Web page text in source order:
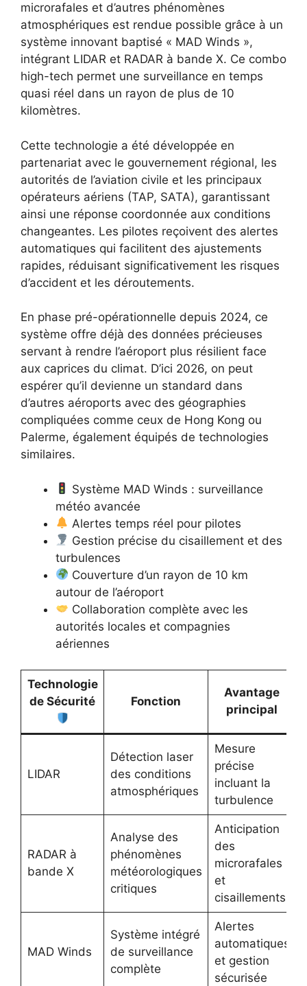
microrafales et d’autres phénomènes
atmosphériques est rendue possible grâce à un
système innovant baptisé « MAD Winds »,
intégrant LIDAR et RADAR à bande X. Ce combo
high-tech permet une surveillance en temps
quasi réel dans un rayon de plus de 10
kilomètres.
Cette technologie a été développée en
partenariat avec le gouvernement régional, les
autorités de l’aviation civile et les principaux
opérateurs aériens (TAP, SATA), garantissant
ainsi une réponse coordonnée aux conditions
changeantes. Les pilotes reçoivent des alertes
automatiques qui facilitent des ajustements
rapides, réduisant significativement les risques
d’accident et les déroutements.
En phase pré-opérationnelle depuis 2024, ce
système offre déjà des données précieuses
servant à rendre l’aéroport plus résilient face
aux caprices du climat. D’ici 2026, on peut
espérer qu’il devienne un standard dans
d’autres aéroports avec des géographies
compliquées comme ceux de Hong Kong ou
Palerme, également équipés de technologies
similaires.
Système MAD Winds : surveillance
météo avancée
Alertes temps réel pour pilotes
Gestion précise du cisaillement et des
turbulences
Couverture d’un rayon de 10 km
autour de l’aéroport
Collaboration complète avec les
autorités locales et compagnies
aériennes
Technologie
de Sécurité
Fonction
Avantage
principal
LIDAR
Détection laser
des conditions
atmosphériques
Mesure
précise
incluant la
turbulence
RADAR à
bande X
Analyse des
phénomènes
météorologiques
critiques
Anticipation
des
microrafales
et
cisaillements
MAD Winds
Système intégré
de surveillance
complète
Alertes
automatiques
et gestion
sécurisée